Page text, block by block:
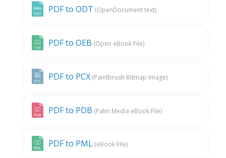
PDF to ODT (OpenDocument text)
PDF to OEB (Open eBook File)
PDF to PCX (Paintbrush Bitmap Image)
PDF to PDB (Palm Media eBook File)
PDF to PML (eBook File)